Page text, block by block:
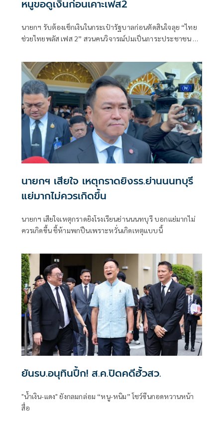
หนูขอดูเงินก่อนเคาะเฟส2
นายกฯ รับต้องเช็กเงินในกระเป๋ารัฐบาลก่อนตัดสินใจลุย “ไทย
ช่วยไทยพลัส เฟส 2” สวนคนวิจารณ์ปมเป็นภาระประชาชน ชี้
ไทยพลัสหรือไม่
นายกฯ เสียใจ เหตุกราดยิงรร.ย่านนนทบุรี
แย่มากไม่ควรเกิดขึ้น
นายกฯ เสียใจเหตุกราดยิงโรงเรียนย่านนนทบุรี บอกแย่มากไม่
ควรเกิดขึ้น ชี้ห้ามพกปืนเพราะหวั่นเกิดเหตุแบบนี้
ยันรบ.อนุทินปึ้ก! ส.ค.ปิดคดีฮั้วสว.
"น้ำเงิน-แดง" ยังกลมกล่อม “หนู-หนิม” โชว์ซีนกอดหวานหน้า
สื่อ